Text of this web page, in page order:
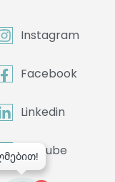
Instagram
Facebook
Linkedin
Youtube